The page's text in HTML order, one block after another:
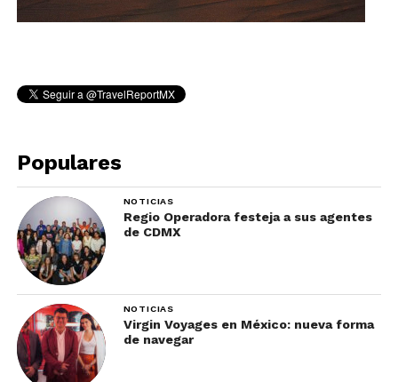
Populares
NOTICIAS
Regio Operadora festeja a sus agentes
de CDMX
NOTICIAS
Virgin Voyages en México: nueva forma
de navegar